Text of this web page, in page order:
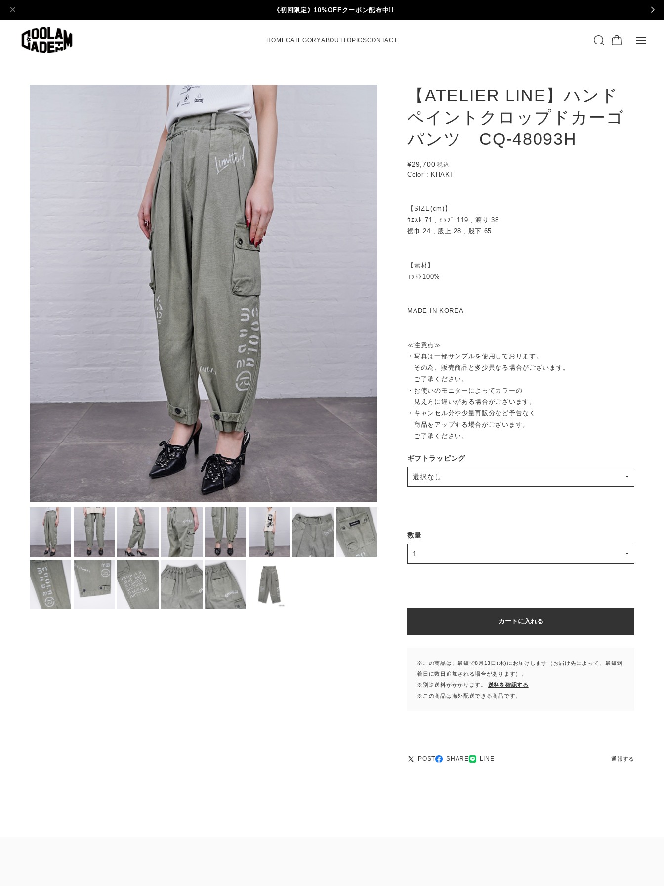
《初回限定》10%OFFクーポン配布中!!
HOMECATEGORYABOUTTOPICSCONTACT
【ATELIER LINE】ハンド
ペイントクロップドカーゴ
パンツ CQ-48093H
¥29,700 税込
Color : KHAKI
【SIZE(cm)】
ｳｴｽﾄ:71 , ﾋｯﾌﾟ:119 , 渡り:38
裾巾:24 , 股上:28 , 股下:65
【素材】
ｺｯﾄﾝ100%
MADE IN KOREA
≪注意点≫
・写真は一部サンプルを使用しております。
その為、販売商品と多少異なる場合がございます。
ご了承ください。
・お使いのモニターによってカラーの
見え方に違いがある場合がございます。
・キャンセル分や少量再販分など予告なく
商品をアップする場合がございます。
ご了承ください。
ギフトラッピング
数量
カートに入れる
※この商品は、最短で8月13日(木)にお届けします（お届け先によって、最短到
着日に数日追加される場合があります）。
※別途送料がかかります。
送料を確認する
※この商品は海外配送できる商品です。
POST SHARE LINE 通報する